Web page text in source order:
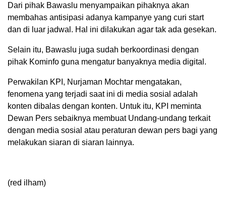
Dari pihak Bawaslu menyampaikan pihaknya akan
membahas antisipasi adanya kampanye yang curi start
dan di luar jadwal. Hal ini dilakukan agar tak ada gesekan.
Selain itu, Bawaslu juga sudah berkoordinasi dengan
pihak Kominfo guna mengatur banyaknya media digital.
Perwakilan KPI, Nurjaman Mochtar mengatakan,
fenomena yang terjadi saat ini di media sosial adalah
konten dibalas dengan konten. Untuk itu, KPI meminta
Dewan Pers sebaiknya membuat Undang-undang terkait
dengan media sosial atau peraturan dewan pers bagi yang
melakukan siaran di siaran lainnya.
(red ilham)